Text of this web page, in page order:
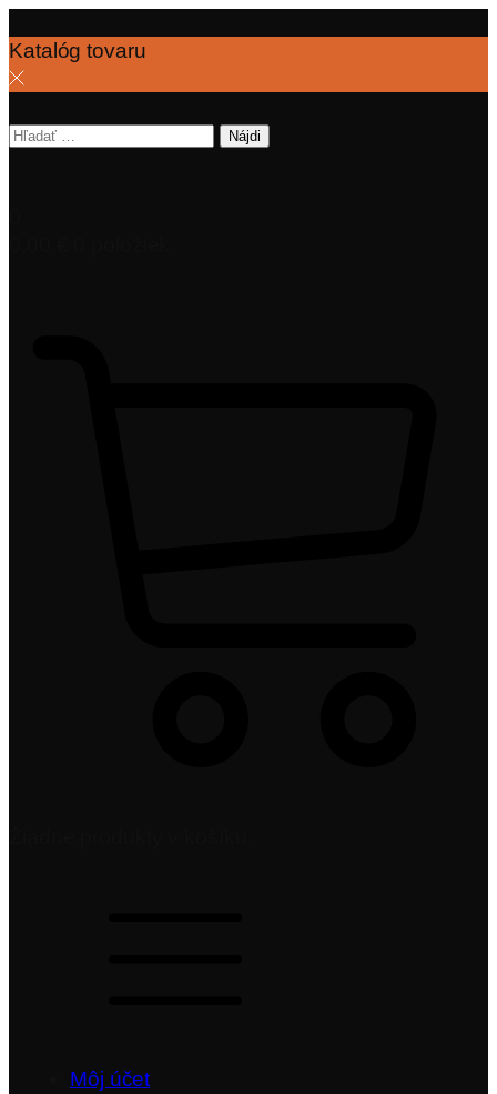
Katalóg tovaru
Hľadať:
Môj účet